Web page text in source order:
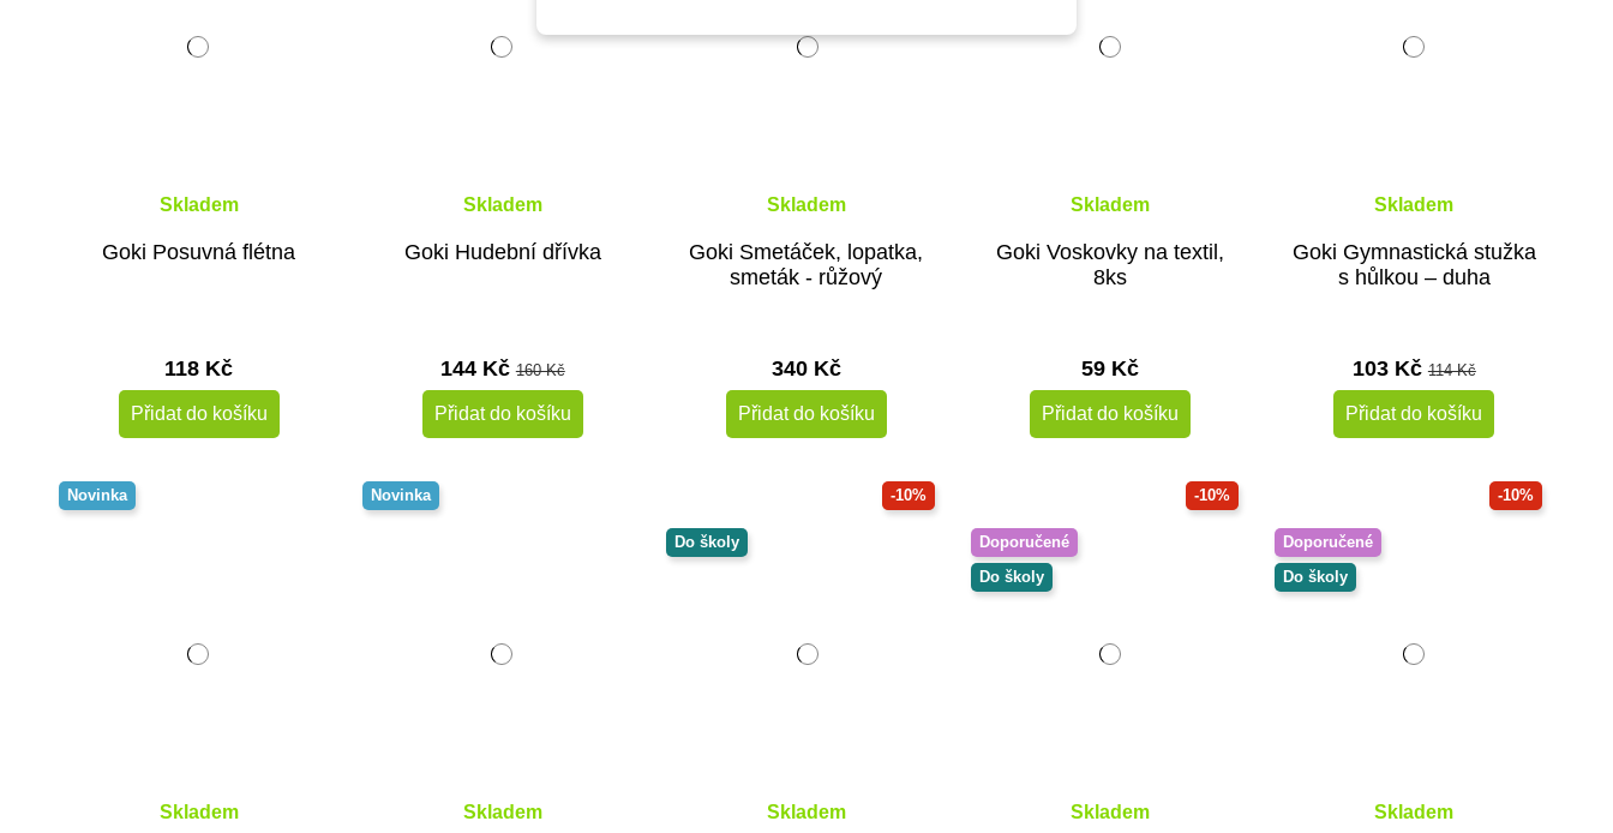
Skladem
Goki Posuvná flétna
118 Kč
Přidat do košíku
Skladem
Goki Hudební dřívka
144 Kč160 Kč
Přidat do košíku
Skladem
Goki Smetáček, lopatka,
smeták - růžový
340 Kč
Přidat do košíku
Skladem
Goki Voskovky na textil,
8ks
59 Kč
Přidat do košíku
Skladem
Goki Gymnastická stužka
s hůlkou – duha
103 Kč114 Kč
Přidat do košíku
Novinka
Skladem
Novinka
Skladem
-10%
Do školy
Skladem
-10%
Doporučené
Do školy
Skladem
-10%
Doporučené
Do školy
Skladem